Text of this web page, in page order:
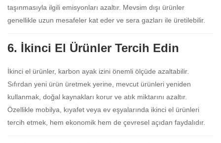
taşınmasıyla ilgili emisyonları azaltır. Mevsim dışı ürünler
genellikle uzun mesafeler kat eder ve sera gazları ile üretilebilir.
6. İkinci El Ürünler Tercih Edin
İkinci el ürünler, karbon ayak izini önemli ölçüde azaltabilir.
Sıfırdan yeni ürün üretmek yerine, mevcut ürünleri yeniden
kullanmak, doğal kaynakları korur ve atık miktarını azaltır.
Özellikle mobilya, kıyafet veya ev eşyalarında ikinci el ürünleri
tercih etmek, hem ekonomik hem de çevresel açıdan faydalıdır.